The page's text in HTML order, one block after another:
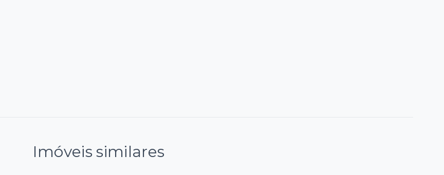
Imóveis similares